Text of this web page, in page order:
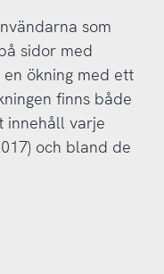
som
sidor med
ökning med ett
finns både
innehåll varje
och bland de